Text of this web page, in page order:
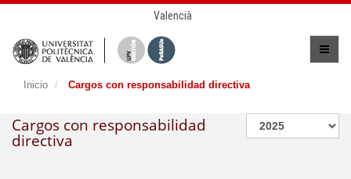
Valencià
Inicio Cargos con responsabilidad directiva
Cargos con responsabilidad
directiva